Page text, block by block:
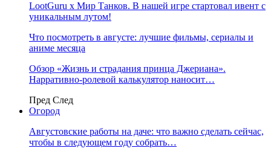
LootGuru x Мир Танков. В нашей игре стартовал ивент с
уникальным лутом!
Что посмотреть в августе: лучшие фильмы, сериалы и
аниме месяца
Обзор «Жизнь и страдания принца Джериана».
Нарративно-ролевой калькулятор наносит…
Пред След
Огород
Августовские работы на даче: что важно сделать сейчас,
чтобы в следующем году собрать…